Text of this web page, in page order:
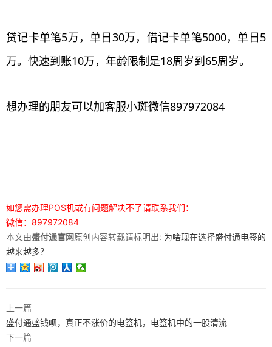
贷记卡单笔5万，单日30万，借记卡单笔5000，单日5
万。快速到账10万，年龄限制是18周岁到65周岁。
想办理的朋友可以加客服小斑微信897972084
如您需办理POS机或有问题解决不了请联系我们：
微信：897972084
本文由盛付通官网原创内容转载请标明出: 为啥现在选择盛付通电签的
越来越多？
上一篇
盛付通盛钱呗，真正不涨价的电签机，电签机中的一股清流
下一篇